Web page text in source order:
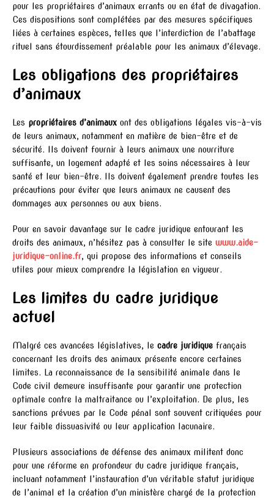
pour les propriétaires d’animaux errants ou en état de divagation.
Ces dispositions sont complétées par des mesures spécifiques
liées à certaines espèces, telles que l’interdiction de l’abattage
rituel sans étourdissement préalable pour les animaux d’élevage.
Les obligations des propriétaires
d’animaux
Les propriétaires d’animaux ont des obligations légales vis-à-vis
de leurs animaux, notamment en matière de bien-être et de
sécurité. Ils doivent fournir à leurs animaux une nourriture
suffisante, un logement adapté et les soins nécessaires à leur
santé et leur bien-être. Ils doivent également prendre toutes les
précautions pour éviter que leurs animaux ne causent des
dommages aux personnes ou aux biens.
Pour en savoir davantage sur le cadre juridique entourant les
droits des animaux, n’hésitez pas à consulter le site www.aide-
juridique-online.fr, qui propose des informations et conseils
utiles pour mieux comprendre la législation en vigueur.
Les limites du cadre juridique
actuel
Malgré ces avancées législatives, le cadre juridique français
concernant les droits des animaux présente encore certaines
limites. La reconnaissance de la sensibilité animale dans le
Code civil demeure insuffisante pour garantir une protection
optimale contre la maltraitance ou l’exploitation. De plus, les
sanctions prévues par le Code pénal sont souvent critiquées pour
leur faible dissuasivité ou leur application lacunaire.
Plusieurs associations de défense des animaux militent donc
pour une réforme en profondeur du cadre juridique français,
incluant notamment l’instauration d’un véritable statut juridique
de l’animal et la création d’un ministère chargé de la protection